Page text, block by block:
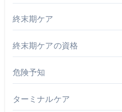
終末期ケア
終末期ケアの資格
危険予知
ターミナルケア